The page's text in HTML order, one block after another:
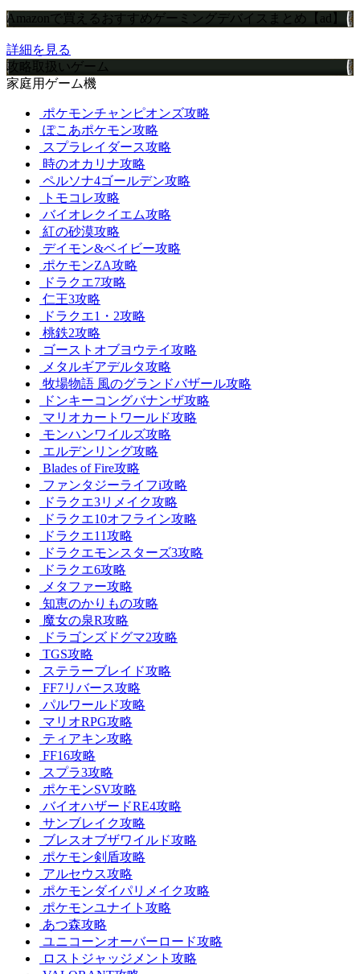
Amazonで買えるおすすめゲーミングデバイスまとめ【ad】
詳細を見る
攻略取扱いゲーム
家庭用ゲーム機
ポケモンチャンピオンズ攻略
ぽこあポケモン攻略
スプラレイダース攻略
時のオカリナ攻略
ペルソナ4ゴールデン攻略
トモコレ攻略
バイオレクイエム攻略
紅の砂漠攻略
デイモン&ベイビー攻略
ポケモンZA攻略
ドラクエ7攻略
仁王3攻略
ドラクエ1・2攻略
桃鉄2攻略
ゴーストオブヨウテイ攻略
メタルギアデルタ攻略
牧場物語 風のグランドバザール攻略
ドンキーコングバナンザ攻略
マリオカートワールド攻略
モンハンワイルズ攻略
エルデンリング攻略
Blades of Fire攻略
ファンタジーライフi攻略
ドラクエ3リメイク攻略
ドラクエ10オフライン攻略
ドラクエ11攻略
ドラクエモンスターズ3攻略
ドラクエ6攻略
メタファー攻略
知恵のかりもの攻略
魔女の泉R攻略
ドラゴンズドグマ2攻略
TGS攻略
ステラーブレイド攻略
FF7リバース攻略
パルワールド攻略
マリオRPG攻略
ティアキン攻略
FF16攻略
スプラ3攻略
ポケモンSV攻略
バイオハザードRE4攻略
サンブレイク攻略
ブレスオブザワイルド攻略
ポケモン剣盾攻略
アルセウス攻略
ポケモンダイパリメイク攻略
ポケモンユナイト攻略
あつ森攻略
ユニコーンオーバーロード攻略
ロストジャッジメント攻略